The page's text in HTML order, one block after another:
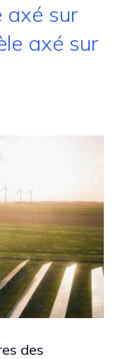
axé sur
axé sur
des